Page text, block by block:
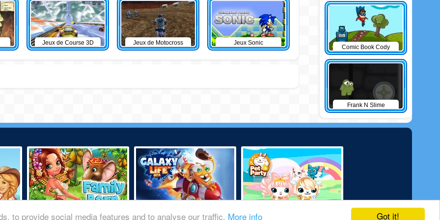
Got it!
to provide social media features and to analyse our traffic. More info
Jeux de Course 3D Jeux de Motocross Jeux Sonic
Comic Book Cody
Frank N Slime